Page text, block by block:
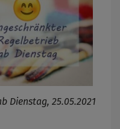
Dienstag, 25.05.2021